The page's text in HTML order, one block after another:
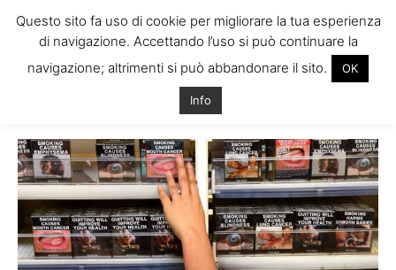
Tag: marche sigarette irlanda
Questo sito fa uso di cookie per migliorare la tua esperienza
di navigazione. Accettando l’uso si può continuare la
navigazione; altrimenti si può abbandonare il sito.
OK
Info